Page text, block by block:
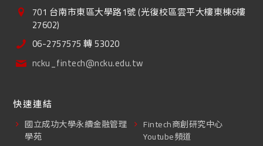
701 台南市東區大學路1號 (光復校區雲平大樓東棟6樓
27602)
06-2757575 轉 53020
ncku_fintech@ncku.edu.tw
快速連結
國立成功大學永續金融管理
學苑
Fintech商創研究中心
Youtube頻道